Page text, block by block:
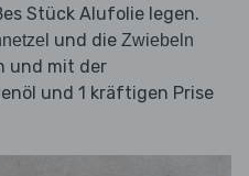
Stück Alufolie legen.
und die Zwiebeln
und mit der
und 1 kräftigen Prise